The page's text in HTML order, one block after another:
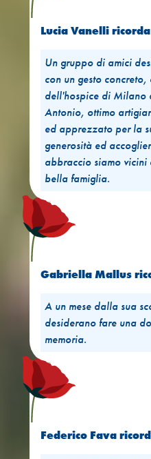
Lucia Vanelli ricorda
Un gruppo di amici
con un gesto
dell'hospice di Milano
Antonio, ottimo
ed apprezzato per la
generosità ed
abbraccio siamo vicini
bella famiglia.
Gabriella Mallus
A un mese dalla sua
desiderano fare una
memoria.
Federico Fava